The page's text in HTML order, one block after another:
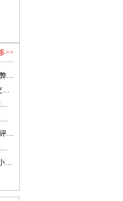
>>
河南公安机关查实“三支一扶”招募笔试存在组织作弊犯罪行为
近期私家车肇事导致的群死群伤事故多发 公安部交管局发布提示
直播带货以次充好、拒不发货，算诈骗吗？（新闻看法）
市场监管总局完善食用植物油人工增香物质检验技术 遏制非法添加行为
山西官方回应“献血屋避雨遭拒”：门未上锁，已批评教育涉事人员
我国牵头修订的黑色金属材料热处理基础领域国际标准发布
【聚焦新就业形态劳动者】算法优化+行业立规，小哥奔波之路能否更安稳？